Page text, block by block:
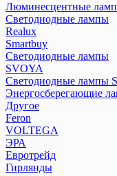
Люминесцентные
Светодиодные лампы
Realux
Smartbuy
Светодиодные лампы
SVOYA
Светодиодные лампы
Энергосберегающие
Другое
Feron
VOLTEGA
ЭРА
Евротрейд
Гирлянды